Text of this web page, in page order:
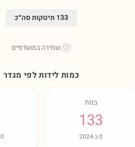
133 תינוקות סה״כ
שמירה במועדפים
כמות לידות לפי מגדר
בנות
133
0ב-2024
0